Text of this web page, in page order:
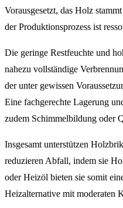
Vorausgesetzt, das Holz
der Produktionsprozess ist
Die geringe Restfeuchte und
nahezu vollständige
der unter gewissen
Eine fachgerechte Lagerung
zudem Schimmelbildung oder
Insgesamt unterstützen
reduzieren Abfall, indem sie
oder Heizöl bieten sie somit
Heizalternative mit moderaten